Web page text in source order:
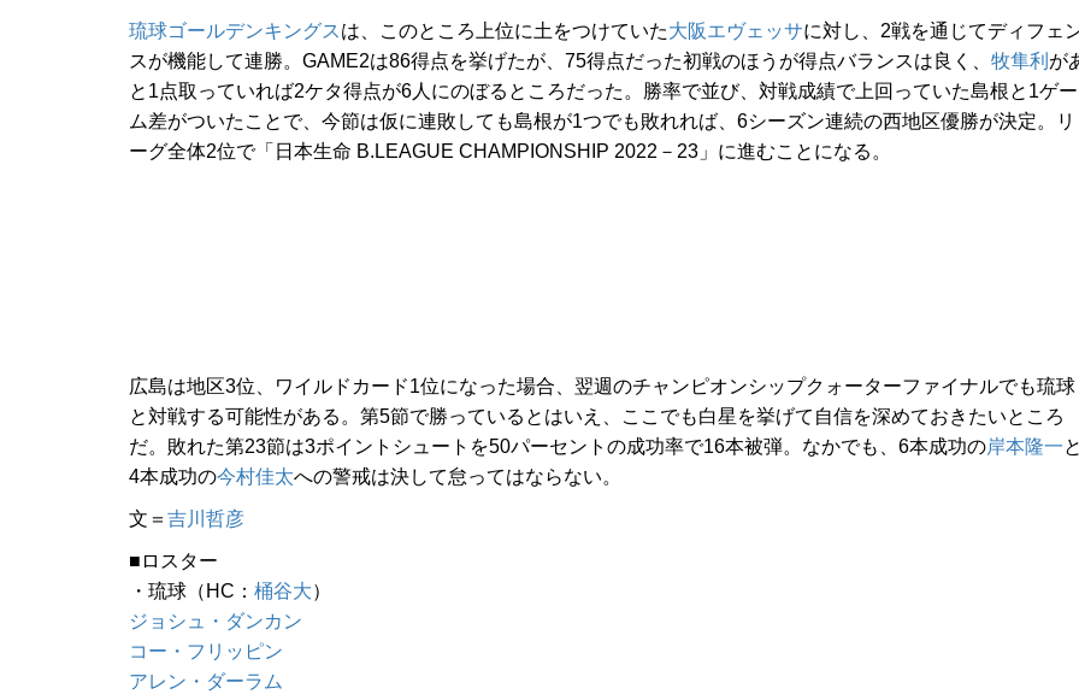
琉球ゴールデンキングスは、このところ上位に土をつけていた大阪エヴェッサに対し、2戦を通じてディフェ
スが機能して連勝。GAME2は86得点を挙げたが、75得点だった初戦のほうが得点バランスは良く、 牧隼利 が
と1点取っていれば2ケタ得点が6人にのぼるところだった。勝率で並び、対戦成績で上回っていた島根と1ゲー
ム差がついたことで、今節は仮に連敗しても島根が1つでも敗れれば、6シーズン連続の西地区優勝が決定。リ
ーグ全体2位で「日本生命 B.LEAGUE CHAMPIONSHIP 2022－23」に進むことになる。
広島は地区3位、ワイルドカード1位になった場合、翌週のチャンピオンシップクォーターファイナルでも琉球
と対戦する可能性がある。第5節で勝っているとはいえ、ここでも白星を挙げて自信を深めておきたいところ
だ。敗れた第23節は3ポイントシュートを50パーセントの成功率で16本被弾。なかでも、6本成功の岸本隆一と
4本成功の今村佳太への警戒は決して怠ってはならない。
文＝ 吉川哲彦
■ロスター
・琉球（HC： 桶谷大）
ジョシュ・ダンカン
コー・フリッピン
アレン・ダーラム